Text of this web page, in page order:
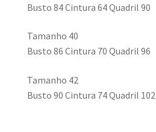
Busto 84 Cintura 64 Quadril 90
Tamanho 40
Busto 86 Cintura 70 Quadril 96
Tamanho 42
Busto 90 Cintura 74 Quadril 102